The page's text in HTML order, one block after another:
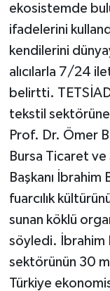
ekosistemde
ifadelerini
kendilerini
alıcılarla 7/24
belirtti. TETSİAD
tekstil
Prof. Dr. Ömer
Bursa Ticaret ve
Başkanı
fuarcılık
sunan köklü
söyledi. İbrahim
sektörünün 30
Türkiye